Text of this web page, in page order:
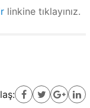
linkine tıklayınız.